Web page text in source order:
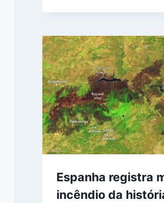
Espanha registra
incêndio da